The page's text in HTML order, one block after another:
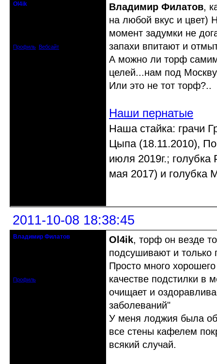
Ol4ik
Профиль Вебсайт
Владимир Филатов,
на любой вкус и цвет)
момент задумки не
запахи впитают и
А можно ли торф
целей...нам под
Или это не тот торф?..
Наши пернатые
Наша стайка: грачи
Цыпа (18.11.2010),
июля 2019г.;
мая 2017) и голубка
2011-10-08 18:38:45
Владимир Филатов
Профиль
Ol4ik, торф он везде
подсушивают и только
Просто много
качестве подстилки в
очищает и
заболеваний"
У меня лоджия была
все стены кафелем
всякий случай.